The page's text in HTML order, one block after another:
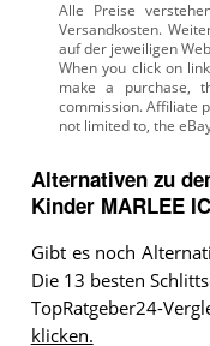
Alle Preise
Versandkosten.
auf der jeweiligen
Alternativen zu
Kinder MARLEE
Gibt es noch
Die 13 besten
TopRatgeber24-
klicken.